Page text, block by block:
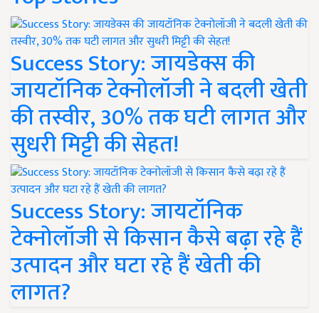
Success Story: जायडेक्स की
जायटॉनिक टेक्नोलॉजी ने बदली खेती
की तस्वीर, 30% तक घटी लागत और
सुधरी मिट्टी की सेहत!
Success Story: जायटॉनिक
टेक्नोलॉजी से किसान कैसे बढ़ा रहे हैं
उत्पादन और घटा रहे हैं खेती की
लागत?